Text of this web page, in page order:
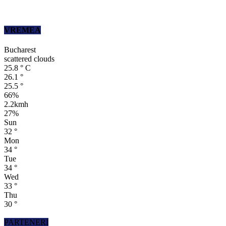
VREMEA
Bucharest
scattered clouds
25.8 ° C
26.1 °
25.5 °
66%
2.2kmh
27%
Sun
32 °
Mon
34 °
Tue
34 °
Wed
33 °
Thu
30 °
PARTENERI